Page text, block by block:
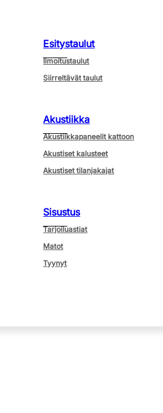
Esitystaulut
Ilmoitustaulut
Siirreltävät taulut
Akustiikka
Akustiikkapaneelit kattoon
Akustiset kalusteet
Akustiset tilanjakajat
Sisustus
Tarjoiluastiat
Matot
Tyynyt